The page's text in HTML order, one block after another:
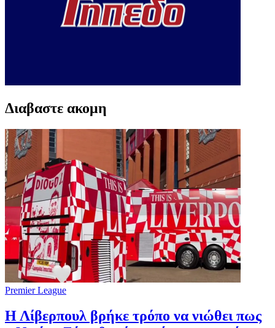
Διαβαστε ακομη
Premier League
Η Λίβερπουλ βρήκε τρόπο να νιώθει πως